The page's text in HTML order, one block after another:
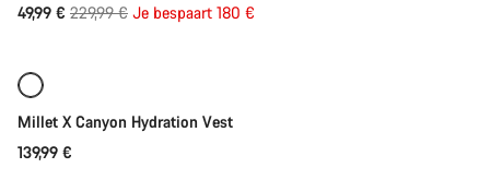
49,99 € Originele
229,99 € Je bespaart 180 €
Direct toevoegen
Millet X Canyon Hydration Vest
139,99 €